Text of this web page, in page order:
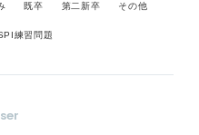
既卒 第二新卒 その他
練習問題